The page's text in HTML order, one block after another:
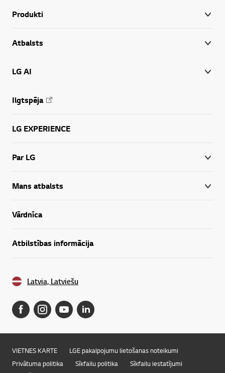
Produkti
Atbalsts
LG AI
Ilgtspēja
LG EXPERIENCE
Par LG
Mans atbalsts
Vārdnīca
Atbilstības informācija
Latvia, Latviešu
VIETNES KARTE
LGE pakalpojumu lietošanas noteikumi
Privātuma politika
Sīkfailu politika
Sīkfailu iestatījumi